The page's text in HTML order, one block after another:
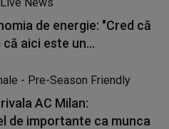
de energie: "Cred că
aici este un...
AC Milan:
de importante ca munca